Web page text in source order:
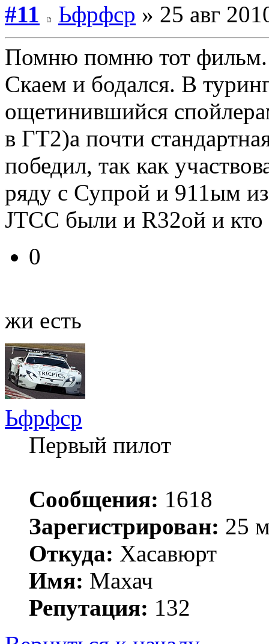
#11
Ьфрфср » 25 авг
Помню помню тот фильм.
Скаем и бодался. В
ощетинившийся
в ГТ2)а почти
победил, так как
ряду с Супрой и 911ым
JTCC были и R32ой и
0
жи есть
Ьфрфср
Первый пилот
Сообщения: 1618
Зарегистрирован: 25
Откуда: Хасавюрт
Имя: Махач
Репутация: 132